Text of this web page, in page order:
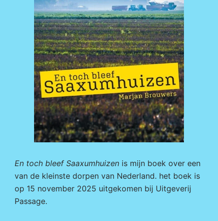
En toch bleef Saaxumhuizen is mijn boek over een
van de kleinste dorpen van Nederland. het boek is
op 15 november 2025 uitgekomen bij Uitgeverij
Passage.